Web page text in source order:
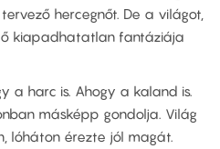
hercegnőt. De a világot,
kiapadhatatlan fantáziája
a harc is. Ahogy a kaland is.
másképp gondolja. Világ
lóháton érezte jól magát.